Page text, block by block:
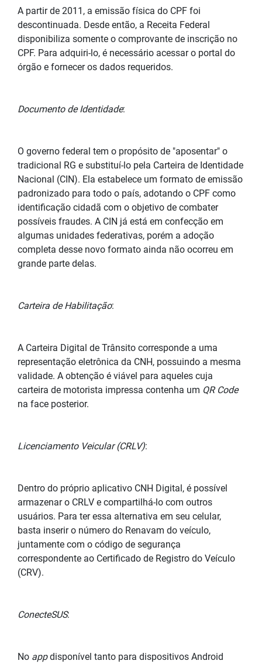
A partir de 2011, a emissão física do CPF foi
descontinuada. Desde então, a Receita Federal
disponibiliza somente o comprovante de inscrição no
CPF. Para adquiri-lo, é necessário acessar o portal do
órgão e fornecer os dados requeridos.
Documento de Identidade:
O governo federal tem o propósito de "aposentar" o
tradicional RG e substituí-lo pela Carteira de Identidade
Nacional (CIN). Ela estabelece um formato de emissão
padronizado para todo o país, adotando o CPF como
identificação cidadã com o objetivo de combater
possíveis fraudes. A CIN já está em confecção em
algumas unidades federativas, porém a adoção
completa desse novo formato ainda não ocorreu em
grande parte delas.
Carteira de Habilitação:
A Carteira Digital de Trânsito corresponde a uma
representação eletrônica da CNH, possuindo a mesma
validade. A obtenção é viável para aqueles cuja
carteira de motorista impressa contenha um QR Code
na face posterior.
Licenciamento Veicular (CRLV):
Dentro do próprio aplicativo CNH Digital, é possível
armazenar o CRLV e compartilhá-lo com outros
usuários. Para ter essa alternativa em seu celular,
basta inserir o número do Renavam do veículo,
juntamente com o código de segurança
correspondente ao Certificado de Registro do Veículo
(CRV).
ConecteSUS:
No appdisponível tanto para dispositivos Android